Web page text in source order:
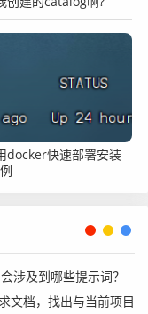
docker快速部署安装
涉及到哪些提示词？
文档，找出与当前项目